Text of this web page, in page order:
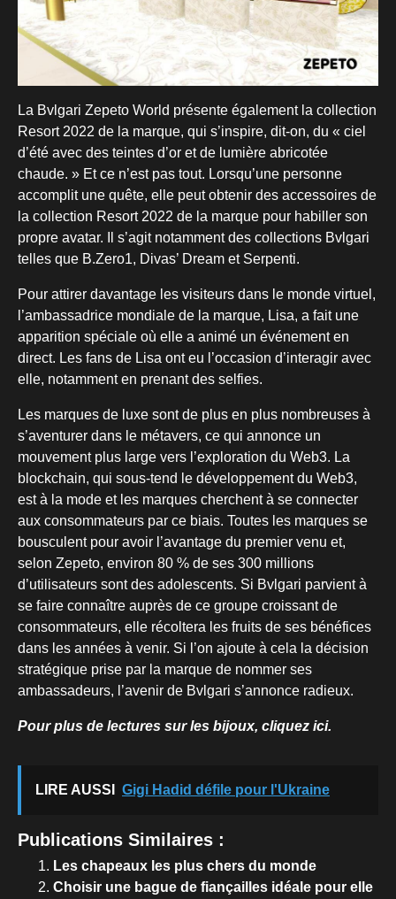
La Bvlgari Zepeto World présente également la collection
Resort 2022 de la marque, qui s’inspire, dit-on, du « ciel
d’été avec des teintes d’or et de lumière abricotée
chaude. » Et ce n’est pas tout. Lorsqu’une personne
accomplit une quête, elle peut obtenir des accessoires de
la collection Resort 2022 de la marque pour habiller son
propre avatar. Il s’agit notamment des collections Bvlgari
telles que B.Zero1, Divas’ Dream et Serpenti.
Pour attirer davantage les visiteurs dans le monde virtuel,
l’ambassadrice mondiale de la marque, Lisa, a fait une
apparition spéciale où elle a animé un événement en
direct. Les fans de Lisa ont eu l’occasion d’interagir avec
elle, notamment en prenant des selfies.
Les marques de luxe sont de plus en plus nombreuses à
s’aventurer dans le métavers, ce qui annonce un
mouvement plus large vers l’exploration du Web3. La
blockchain, qui sous-tend le développement du Web3,
est à la mode et les marques cherchent à se connecter
aux consommateurs par ce biais. Toutes les marques se
bousculent pour avoir l’avantage du premier venu et,
selon Zepeto, environ 80 % de ses 300 millions
d’utilisateurs sont des adolescents. Si Bvlgari parvient à
se faire connaître auprès de ce groupe croissant de
consommateurs, elle récoltera les fruits de ses bénéfices
dans les années à venir. Si l’on ajoute à cela la décision
stratégique prise par la marque de nommer ses
ambassadeurs, l’avenir de Bvlgari s’annonce radieux.
Pour plus de lectures sur les bijoux, cliquez ici.
LIRE AUSSI Gigi Hadid défile pour l'Ukraine
Publications Similaires :
Les chapeaux les plus chers du monde
Choisir une bague de fiançailles idéale pour elle